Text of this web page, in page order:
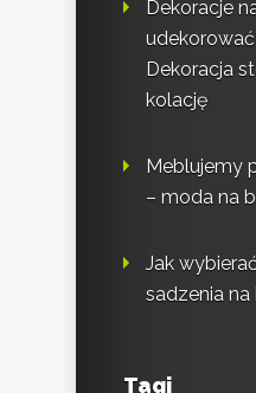
Dekoracje
Dekoracja
kolację
Meblujemy
– moda na
Jak
sadzenia na
Tagi